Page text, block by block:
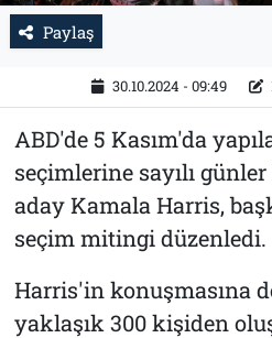
Paylaş
30.10.2024 - 09:49
ABD'de 5 Kasım'da
seçimlerine sayılı
aday Kamala Harris,
seçim mitingi düzenledi.
Harris'in konuşmasına
yaklaşık 300 kişiden